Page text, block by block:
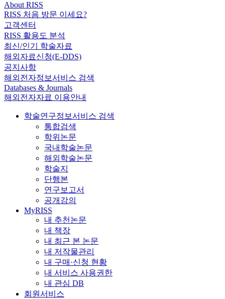
About RISS
RISS 처음 방문 이세요?
고객센터
RISS 활용도 분석
최신/인기 학술자료
해외자료신청(E-DDS)
공지사항
해외전자정보서비스 검색
Databases & Journals
해외전자자료 이용안내
학술연구정보서비스 검색
통합검색
학위논문
국내학술논문
해외학술논문
학술지
단행본
연구보고서
공개강의
MyRISS
내 추천논문
내 책장
내 최근 본 논문
내 저작물관리
내 구매·신청 현황
내 서비스 사용권한
내 관심 DB
회원서비스